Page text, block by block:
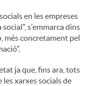
en les empreses
s'emmarca dins
més concretament pel
ja que, fins ara, tots
xarxes socials de